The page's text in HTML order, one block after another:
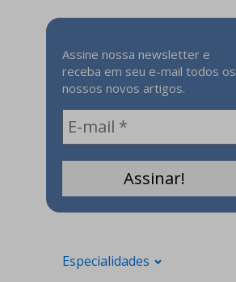
Assine nossa newsletter e
receba em seu e-mail todos os
nossos novos artigos.
Especialidades